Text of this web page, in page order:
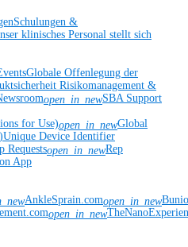
Schulungen &
klinisches Personal stellt sich
Globale Offenlegung der
Risikomanagement &
open_in_newSBA Support
for Use)open_in_newGlobal
Unique Device Identifier
Requestsopen_in_newRep
App
AnkleSprain.comopen_in_new
open_in_new